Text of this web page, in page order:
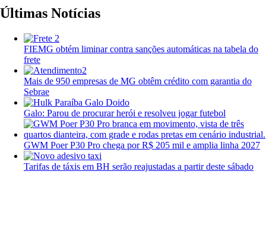
Últimas Notícias
FIEMG obtém liminar contra sanções automáticas na tabela do
frete
Mais de 950 empresas de MG obtêm crédito com garantia do
Sebrae
Galo: Parou de procurar herói e resolveu jogar futebol
GWM Poer P30 Pro chega por R$ 205 mil e amplia linha 2027
Tarifas de táxis em BH serão reajustadas a partir deste sábado